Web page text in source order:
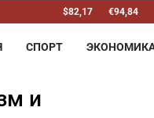
$82,17 €94,84
СПОРТ